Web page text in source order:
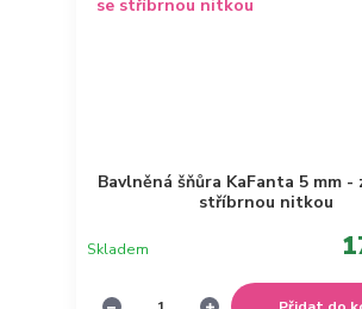
Bavlněná šňůra KaFanta 5 mm -
stříbrnou nitkou
Skladem